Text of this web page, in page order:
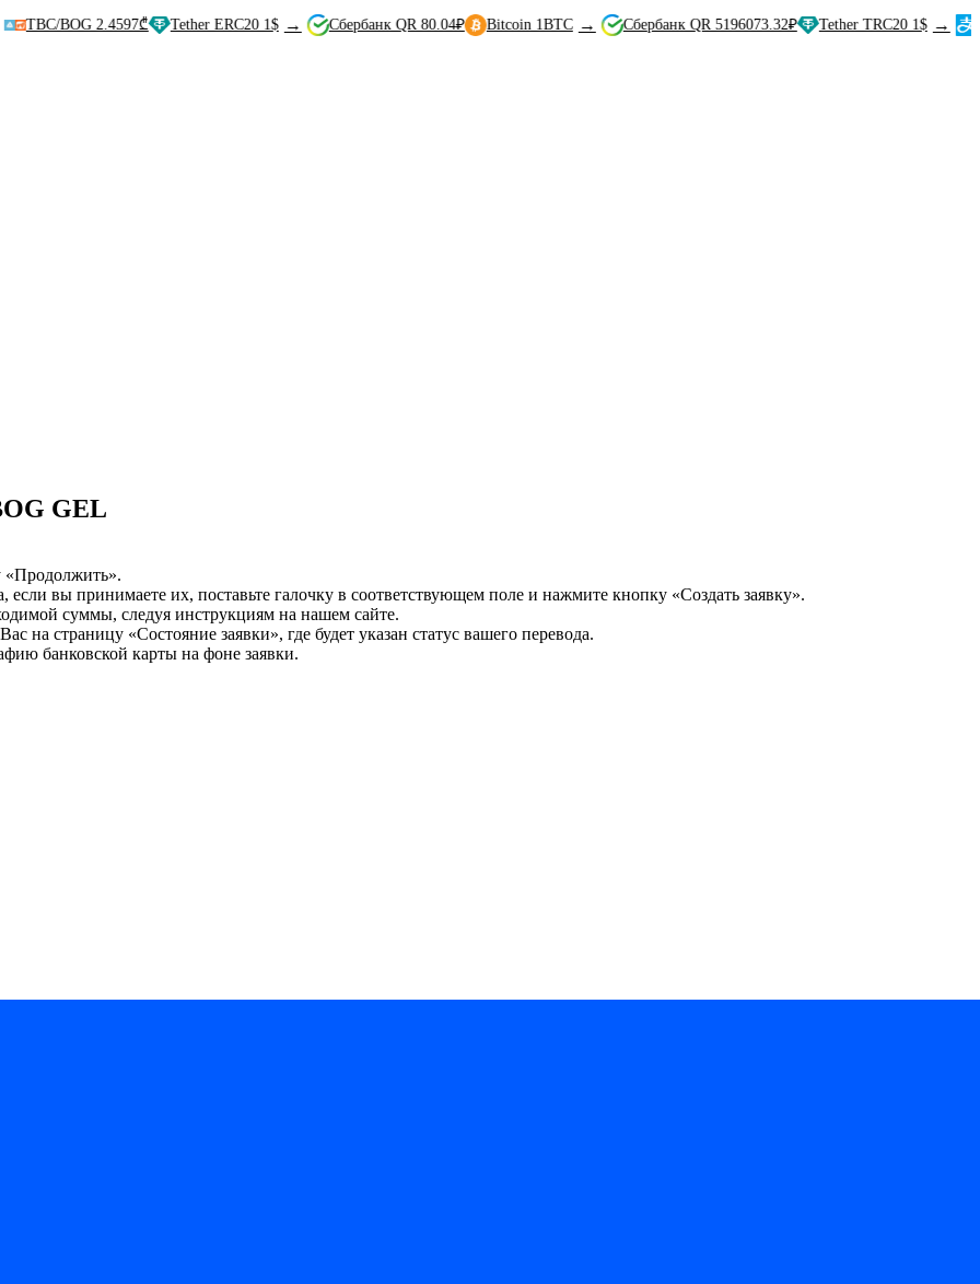
BOG 2.4597₾ Tether ERC20 1$ → Сбербанк QR 80.04₽ Bitcoin 1BTC → Сбербанк QR 5196073.32₽ Tether TRC20 1$ → Alipay
GEL
«Продолжить».
если вы принимаете их, поставьте галочку в соответствующем поле и нажмите кнопку «Создать заявку».
суммы, следуя инструкциям на нашем сайте.
на страницу «Состояние заявки», где будет указан статус вашего перевода.
банковской карты на фоне заявки.